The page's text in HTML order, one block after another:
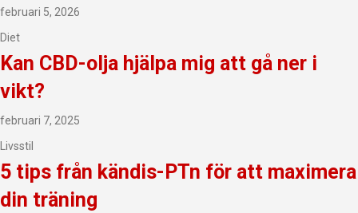
februari 5, 2026
Diet
Kan CBD-olja hjälpa mig att gå ner i
vikt?
februari 7, 2025
Livsstil
5 tips från kändis-PTn för att maximera
din träning